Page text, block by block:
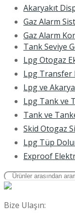
Akaryakıt
Gaz Alarm
Gaz Alarm
Tank Seviye
Lpg Otogaz
Lpg Transfer
Lpg ve
Lpg Tank ve
Tank ve
Skid Otogaz
Lpg Tüp
Exproof
Bize Ulaşın: